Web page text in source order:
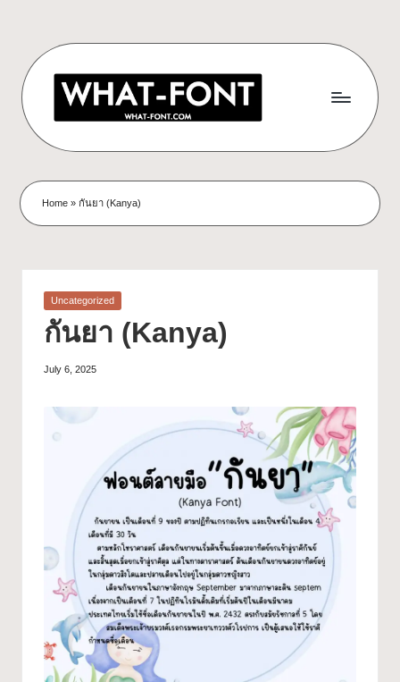
Home » กันยา (Kanya)
Uncategorized
กันยา (Kanya)
July 6, 2025